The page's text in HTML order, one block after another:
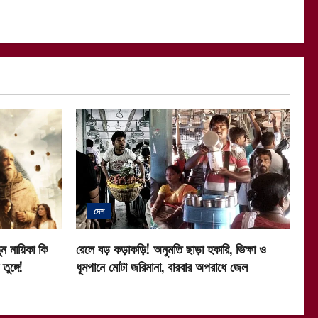
নায়িকা কি
দেশ
রেলে বড় কড়াকড়ি! অনুমতি ছাড়া হকারি, ভিক্ষা ও
ধূমপানে মোটা জরিমানা, বারবার অপরাধে জেল